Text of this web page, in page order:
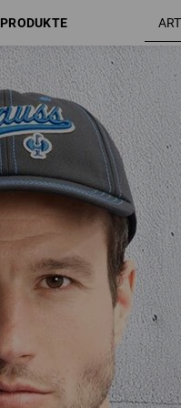
PRODUKTE
graphit /